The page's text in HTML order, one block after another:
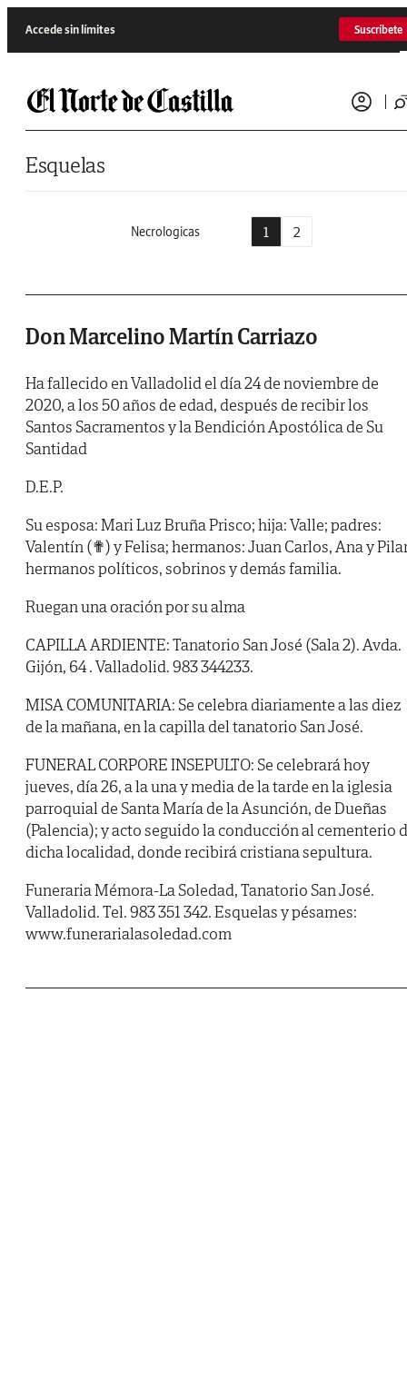
Accede sin límites Suscríbete
Esquelas
Necrologicas 1 2
Don Marcelino Martín Carriazo
Ha fallecido en Valladolid el día 24 de noviembre de
2020, a los 50 años de edad, después de recibir los
Santos Sacramentos y la Bendición Apostólica de Su
Santidad
D.E.P.
Su esposa: Mari Luz Bruña Prisco; hija: Valle; padres:
Valentín (✟) y Felisa; hermanos: Juan Carlos, Ana y
hermanos políticos, sobrinos y demás familia.
Ruegan una oración por su alma
CAPILLA ARDIENTE: Tanatorio San José (Sala 2). Avda.
Gijón, 64 . Valladolid. 983 344233.
MISA COMUNITARIA: Se celebra diariamente a las diez
de la mañana, en la capilla del tanatorio San José.
FUNERAL CORPORE INSEPULTO: Se celebrará hoy
jueves, día 26, a la una y media de la tarde en la iglesia
parroquial de Santa María de la Asunción, de Dueñas
(Palencia); y acto seguido la conducción al cementerio
dicha localidad, donde recibirá cristiana sepultura.
Funeraria Mémora-La Soledad, Tanatorio San José.
Valladolid. Tel. 983 351 342. Esquelas y pésames:
www.funerarialasoledad.com